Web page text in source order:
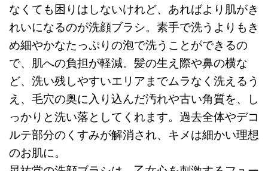
なくても困りはしないけれど、あればより肌がき
れいになるのが洗顔ブラシ。素手で洗うよりもき
め細やかなたっぷりの泡で洗うことができるの
で、肌への負担が軽減。髪の生え際や鼻の横な
ど、洗い残しやすいエリアまでムラなく洗えるう
え、毛穴の奥に入り込んだ汚れや古い角質を、し
っかりと洗い落としてくれます。過去全体やデコ
ルテ部分のくすみが解消され、キメは細かい理想
のお肌に。